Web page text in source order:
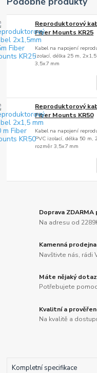
Reproduktorový
Fiber Mounts KR25
Kabel na napojení
izolací, délka 25 m,
3,5x7 mm
Reproduktorový
Fiber Mounts KR50
Kabel na napojení
PVC izolací, délka 50 m,
rozměr 3,5x7 mm
Doprava ZDARMA
Na adresu od
Kamenná
Navštivte nás, rádi
Máte nějaký
Potřebujete
Kvalitní a
Na kvalitě a
Kompletní specifikace